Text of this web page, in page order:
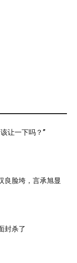
让一下吗？”
良脸垮，言承旭显
封杀了